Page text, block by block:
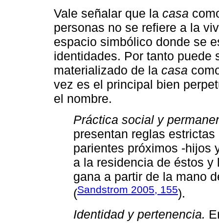
Vale señalar que la casa
personas no se refiere a la
espacio simbólico donde se
identidades. Por tanto puede
materializado de la casa
vez es el principal bien
el nombre.
Práctica social y
presentan reglas
parientes próximos -hijos
a la residencia de éstos
gana a partir de la mano
(Sandstrom 2005, 155).
Identidad y pertenencia.